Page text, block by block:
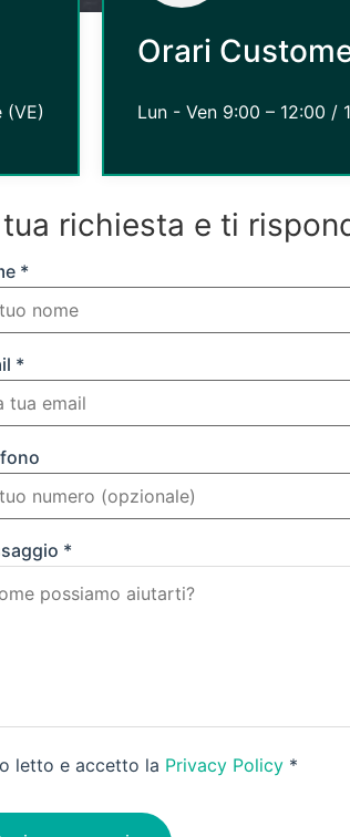
(VE)
Orari
Lun - Ven 9:00 – 12:00 /
richiesta e ti
*
*
*
letto e accetto la Privacy Policy *